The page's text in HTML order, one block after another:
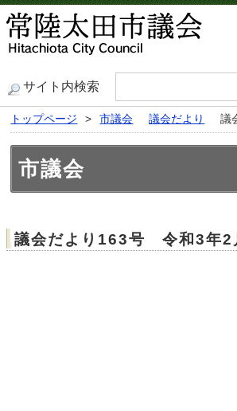
サイト内検索
トップページ > 市議会 議会だより 議
市議会
議会だより163号 令和3年2